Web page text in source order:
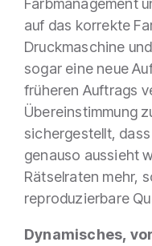
Farbmanagement
auf das korrekte
Druckmaschine
sogar eine neue
früheren Auftrags
Übereinstimmung
sichergestellt,
genauso aussieht
Rätselraten mehr,
reproduzierbare
Dynamisches,